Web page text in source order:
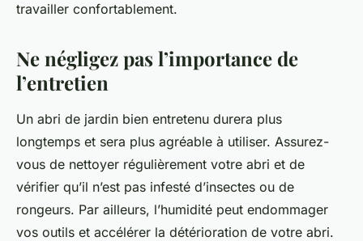
travailler confortablement.
Ne négligez pas l’importance de
l’entretien
Un abri de jardin bien entretenu durera plus
longtemps et sera plus agréable à utiliser. Assurez-
vous de nettoyer régulièrement votre abri et de
vérifier qu’il n’est pas infesté d’insectes ou de
rongeurs. Par ailleurs, l’humidité peut endommager
vos outils et accélérer la détérioration de votre abri.